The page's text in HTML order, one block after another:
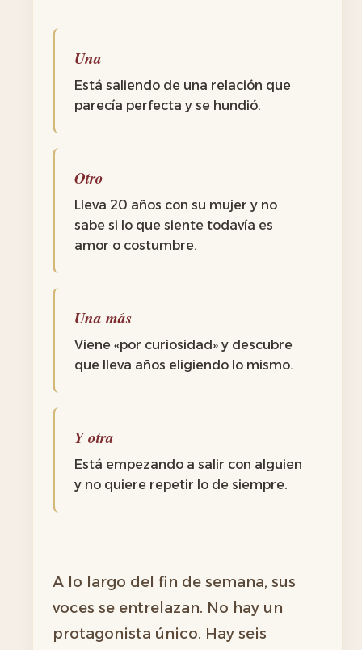
Una
Está saliendo de una relación que
parecía perfecta y se hundió.
Otro
Lleva 20 años con su mujer y no
sabe si lo que siente todavía es
amor o costumbre.
Una más
Viene «por curiosidad» y descubre
que lleva años eligiendo lo mismo.
Y otra
Está empezando a salir con alguien
y no quiere repetir lo de siempre.
A lo largo del fin de semana, sus
voces se entrelazan. No hay un
protagonista único. Hay seis